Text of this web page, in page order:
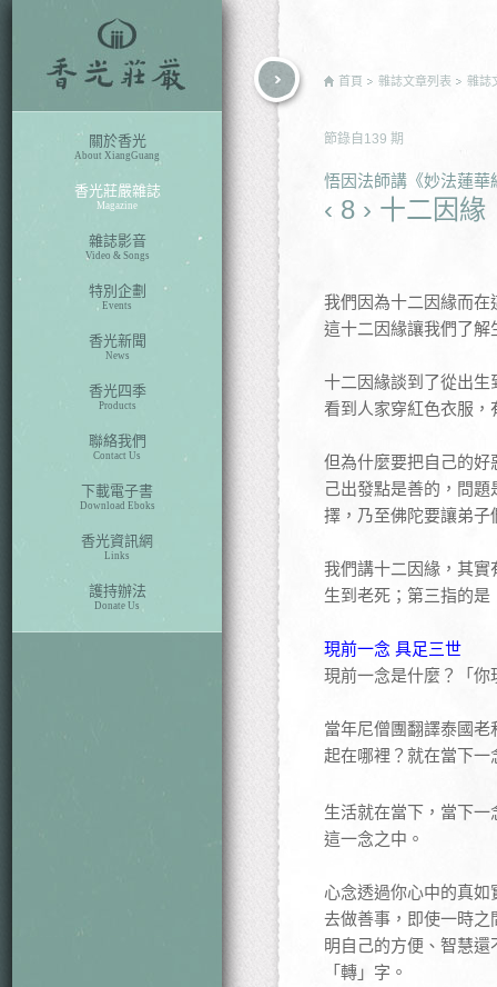
關於香光
About XiangGuang
香光莊嚴雜誌
Magazine
雜誌影音
Video & Songs
特別企劃
Events
香光新聞
News
香光四季
Products
聯絡我們
Contact Us
下載電子書
Download Eboks
香光資訊網
Links
護持辦法
Donate Us
首頁 雜誌文章列表 雜誌
節錄自 139 期
悟因法師講《妙法蓮華
‹ 8 › 十二因緣
我們因為十二因緣而
這十二因緣讓我們了
十二因緣談到了從出
看到人家穿紅色衣服
但為什麼要把自己的
己出發點是善的，問
擇，乃至佛陀要讓弟
我們講十二因緣，其
生到老死；第三指的
現前一念 具足三世
現前一念是什麼？「你
當年尼僧團翻譯泰國
起在哪裡？就在當下一
生活就在當下，當下
這一念之中。
心念透過你心中的真
去做善事，即使一時
明自己的方便、智慧
「轉」字。